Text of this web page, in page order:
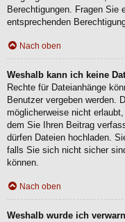
Berechtigungen. Fragen Sie
entsprechenden
Nach oben
Weshalb kann ich keine
Rechte für Dateianhänge
Benutzer vergeben werden.
möglicherweise nicht
dem Sie Ihren Beitrag
dürfen Dateien hochladen.
falls Sie sich nicht sicher
können.
Nach oben
Weshalb wurde ich